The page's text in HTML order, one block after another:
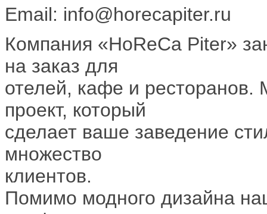
Email: info@horecapiter.ru
Компания «HoReCa Piter»
на заказ для
отелей, кафе и
проект, который
сделает ваше заведение
множество
клиентов.
Помимо модного дизайна